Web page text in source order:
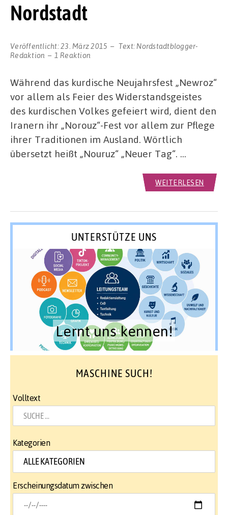
Nordstadt
Veröffentlicht:23. März 2015 Text: Nordstadtblogger-
Redaktion
1 Reaktion
Während das kurdische Neujahrsfest „Newroz“
vor allem als Feier des Widerstandsgeistes
des kurdischen Volkes gefeiert wird, dient den
Iranern ihr „Norouz“-Fest vor allem zur Pflege
ihrer Traditionen im Ausland. Wörtlich
übersetzt heißt „Nouruz“ „Neuer Tag“. …
WEITERLESEN
UNTERSTÜTZE UNS
Lernt uns kennen!
MASCHINE SUCH!
Volltext
Kategorien
Erscheinungsdatum zwischen